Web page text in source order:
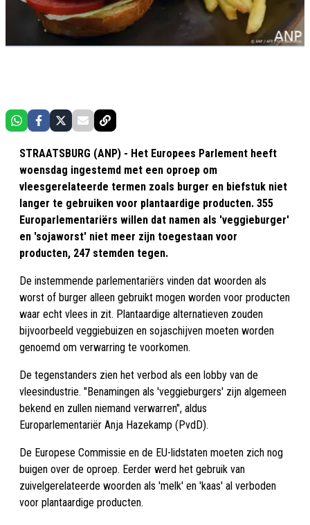
STRAATSBURG (ANP) - Het Europees Parlement heeft
woensdag ingestemd met een oproep om
vleesgerelateerde termen zoals burger en biefstuk niet
langer te gebruiken voor plantaardige producten. 355
Europarlementariërs willen dat namen als 'veggieburger'
en 'sojaworst' niet meer zijn toegestaan voor
producten, 247 stemden tegen.
De instemmende parlementariërs vinden dat woorden als
worst of burger alleen gebruikt mogen worden voor producten
waar echt vlees in zit. Plantaardige alternatieven zouden
bijvoorbeeld veggiebuizen en sojaschijven moeten worden
genoemd om verwarring te voorkomen.
De tegenstanders zien het verbod als een lobby van de
vleesindustrie. "Benamingen als 'veggieburgers' zijn algemeen
bekend en zullen niemand verwarren", aldus
Europarlementariër Anja Hazekamp (PvdD).
De Europese Commissie en de EU-lidstaten moeten zich nog
buigen over de oproep. Eerder werd het gebruik van
zuivelgerelateerde woorden als 'melk' en 'kaas' al verboden
voor plantaardige producten.